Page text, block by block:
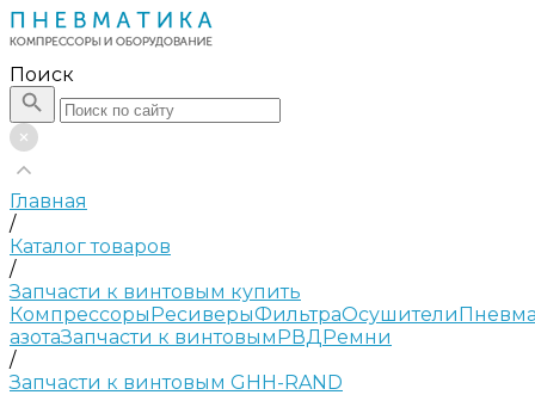
Поиск
Главная
/
Каталог товаров
/
Запчасти к винтовым купить
КомпрессорыРесиверыФильтраОсушители
азотаЗапчасти к винтовымРВДРемни
/
Запчасти к винтовым GHH-RAND